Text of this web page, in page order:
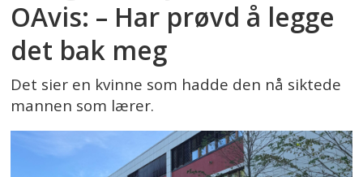
OAvis: – Har prøvd å legge
det bak meg
Det sier en kvinne som hadde den nå siktede
mannen som lærer.